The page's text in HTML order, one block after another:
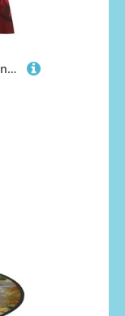
ZAQXSWCDEV Rosen-Kapuzenumhang – Allover-Print-Design, Polyester-Material, bequem und langlebig, perfekt für Halloween, Cosplay und mehr